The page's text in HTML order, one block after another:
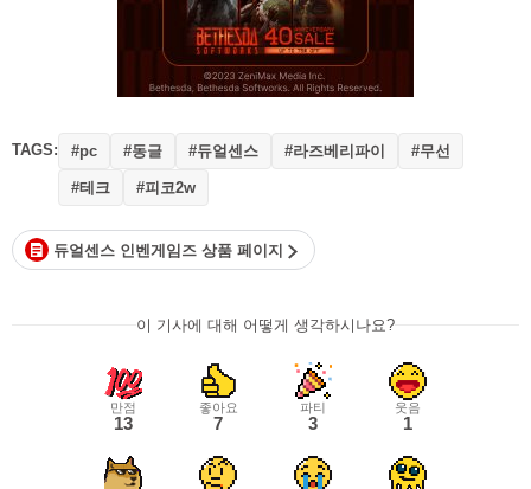
TAGS: #pc #동글 #듀얼센스 #라즈베리파이 #무선
#테크 #피코2w
듀얼센스 인벤게임즈 상품 페이지
이 기사에 대해 어떻게 생각하시나요?
만점
13
좋아요
7
파티
3
웃음
1